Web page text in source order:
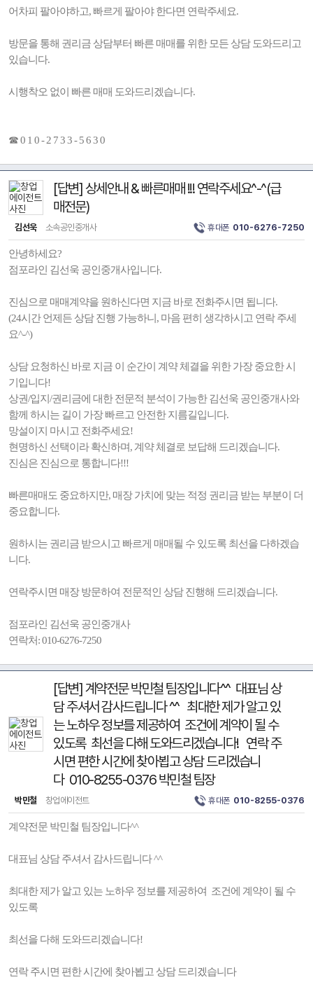
어차피 팔아야하고, 빠르게 팔아야 한다면 연락주세요.
방문을 통해 권리금 상담부터 빠른 매매를 위한 모든 상담 도와드리고
있습니다.
시행착오 없이 빠른 매매 도와드리겠습니다.
☎ 0 1 0 - 2 7 3 3 - 5 6 3 0
[답변] 상세안내 & 빠른매매 !!! 연락주세요^-^(급
매전문)
김선욱 소속공인중개사 휴대폰 010-6276-7250
안녕하세요?
점포라인 김선욱 공인중개사입니다.
진심으로 매매계약을 원하신다면 지금 바로 전화주시면 됩니다.
(24시간 언제든 상담 진행 가능하니, 마음 편히 생각하시고 연락 주세
요^-^)
상담 요청하신 바로 지금 이 순간이 계약 체결을 위한 가장 중요한 시
기입니다!
상권/입지/권리금에 대한 전문적 분석이 가능한 김선욱 공인중개사와
함께 하시는 길이 가장 빠르고 안전한 지름길입니다.
망설이지 마시고 전화주세요!
현명하신 선택이라 확신하며, 계약 체결로 보답해 드리겠습니다.
진심은 진심으로 통합니다!!!
빠른매매도 중요하지만, 매장 가치에 맞는 적정 권리금 받는 부분이 더
중요합니다.
원하시는 권리금 받으시고 빠르게 매매될 수 있도록 최선을 다하겠습
니다.
연락주시면 매장 방문하여 전문적인 상담 진행해 드리겠습니다.
점포라인 김선욱 공인중개사
연락처: 010-6276-7250
[답변] 계약전문 박민철 팀장입니다^^ 대표님 상
담 주셔서 감사드립니다 ^^ 최대한 제가 알고 있
는 노하우 정보를 제공하여 조건에 계약이 될 수
있도록 최선을 다해 도와드리겠습니다! 연락 주
시면 편한 시간에 찾아뵙고 상담 드리겠습니
다 010-8255-0376 박민철 팀장
박민철 창업에이전트 휴대폰 010-8255-0376
계약전문 박민철 팀장입니다^^
대표님 상담 주셔서 감사드립니다 ^^
최대한 제가 알고 있는 노하우 정보를 제공하여 조건에 계약이 될 수
있도록
최선을 다해 도와드리겠습니다!
연락 주시면 편한 시간에 찾아뵙고 상담 드리겠습니다